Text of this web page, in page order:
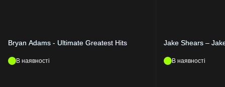
Bryan Adams - Ultimate Greatest Hits
В наявності
Jake Shears –
В наявності